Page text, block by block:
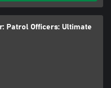
Patrol Officers: Ultimate